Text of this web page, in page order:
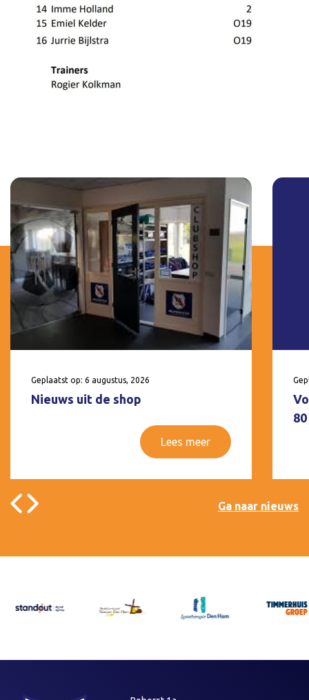
Geplaatst op: 6 augustus, 2026
Nieuws uit de shop
Lees meer
Ga naar nieuws